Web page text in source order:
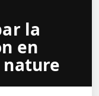
la
en
nature